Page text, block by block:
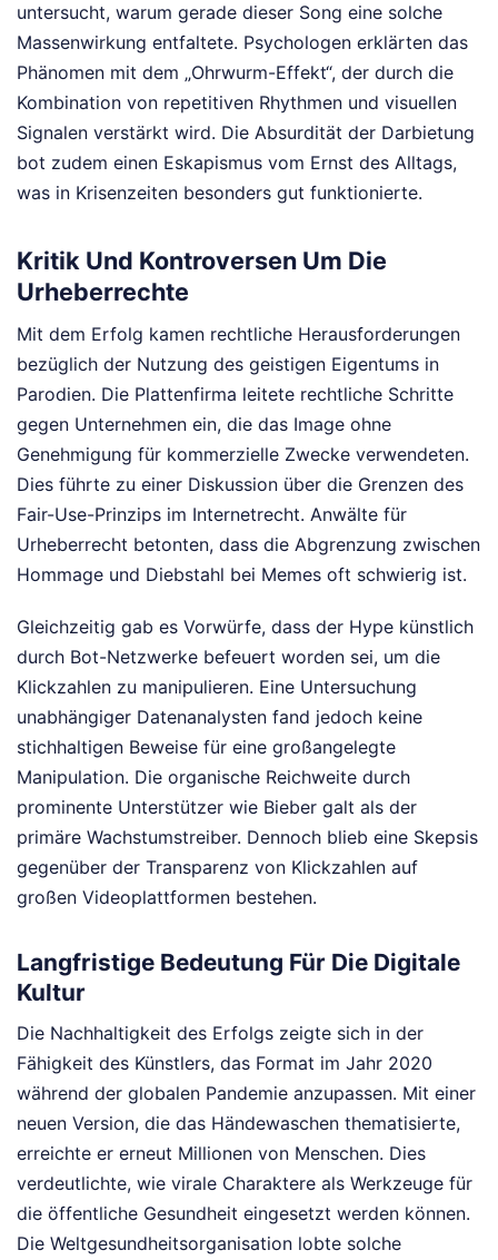
untersucht, warum gerade dieser Song eine solche
Massenwirkung entfaltete. Psychologen erklärten das
Phänomen mit dem „Ohrwurm-Effekt“, der durch die
Kombination von repetitiven Rhythmen und visuellen
Signalen verstärkt wird. Die Absurdität der Darbietung
bot zudem einen Eskapismus vom Ernst des Alltags,
was in Krisenzeiten besonders gut funktionierte.
Kritik Und Kontroversen Um Die
Urheberrechte
Mit dem Erfolg kamen rechtliche Herausforderungen
bezüglich der Nutzung des geistigen Eigentums in
Parodien. Die Plattenfirma leitete rechtliche Schritte
gegen Unternehmen ein, die das Image ohne
Genehmigung für kommerzielle Zwecke verwendeten.
Dies führte zu einer Diskussion über die Grenzen des
Fair-Use-Prinzips im Internetrecht. Anwälte für
Urheberrecht betonten, dass die Abgrenzung zwischen
Hommage und Diebstahl bei Memes oft schwierig ist.
Gleichzeitig gab es Vorwürfe, dass der Hype künstlich
durch Bot-Netzwerke befeuert worden sei, um die
Klickzahlen zu manipulieren. Eine Untersuchung
unabhängiger Datenanalysten fand jedoch keine
stichhaltigen Beweise für eine großangelegte
Manipulation. Die organische Reichweite durch
prominente Unterstützer wie Bieber galt als der
primäre Wachstumstreiber. Dennoch blieb eine Skepsis
gegenüber der Transparenz von Klickzahlen auf
großen Videoplattformen bestehen.
Langfristige Bedeutung Für Die Digitale
Kultur
Die Nachhaltigkeit des Erfolgs zeigte sich in der
Fähigkeit des Künstlers, das Format im Jahr 2020
während der globalen Pandemie anzupassen. Mit einer
neuen Version, die das Händewaschen thematisierte,
erreichte er erneut Millionen von Menschen. Dies
verdeutlichte, wie virale Charaktere als Werkzeuge für
die öffentliche Gesundheit eingesetzt werden können.
Die Weltgesundheitsorganisation lobte solche